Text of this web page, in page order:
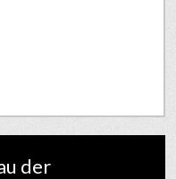
der